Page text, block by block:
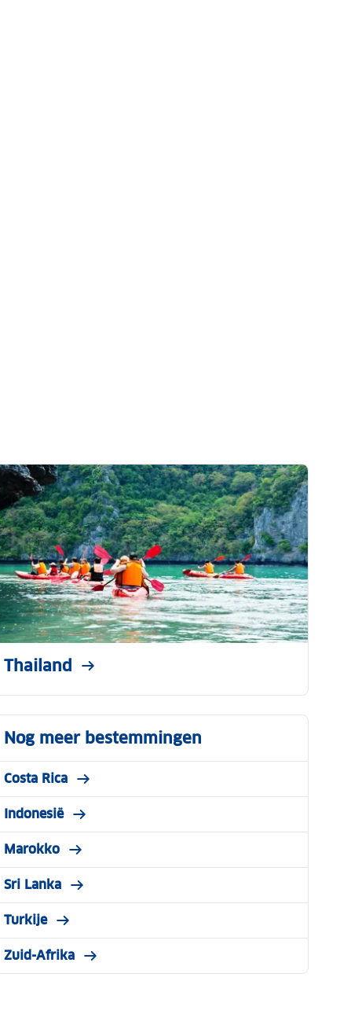
Thailand
Nog meer bestemmingen
Costa Rica
Indonesië
Marokko
Sri Lanka
Turkije
Zuid-Afrika